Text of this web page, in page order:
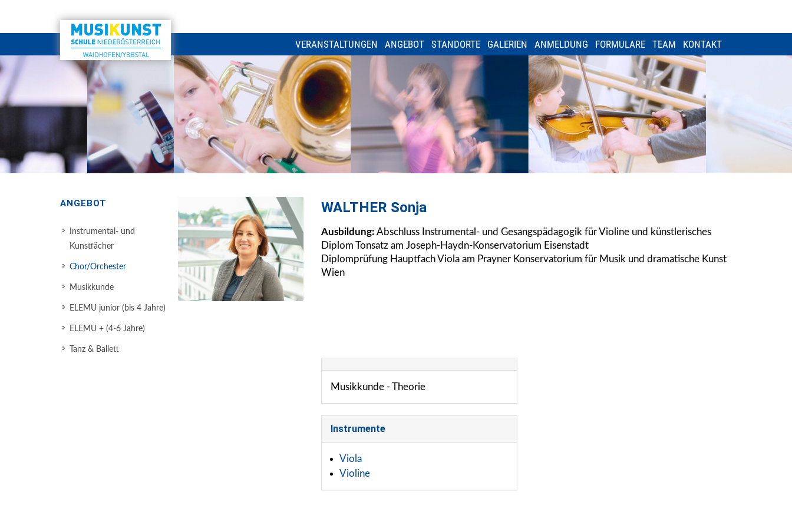
VERANSTALTUNGEN ANGEBOT STANDORTE GALERIEN ANMELDUNG FORMULARE TEAM KONTAKT
WALTHER Sonja
Ausbildung: Abschluss Instrumental- und Gesangspädagogik für Violine und künstlerisches
Diplom Tonsatz am Joseph-Haydn-Konservatorium Eisenstadt
Diplomprüfung Hauptfach Viola am Prayner Konservatorium für Musik und dramatische Kunst
Wien
Musikkunde - Theorie
Instrumente
Viola
Violine
ANGEBOT
Instrumental- und
Kunstfächer
Chor/Orchester
Musikkunde
ELEMU junior (bis 4 Jahre)
ELEMU + (4-6 Jahre)
Tanz & Ballett